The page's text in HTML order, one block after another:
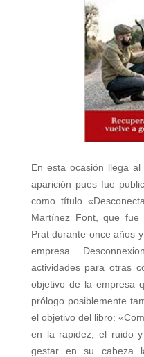
En esta ocasión llega
aparición pues fue
como título
Martínez Font, que fue
Prat durante once años
empresa
actividades para otras
objetivo de la empresa
prólogo posiblemente
el objetivo del libro:
en la rapidez, el ruido
gestar en su cabeza